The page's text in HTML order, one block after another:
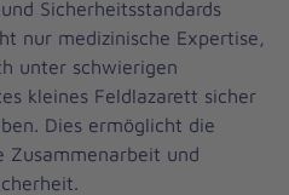
Sicherheitsstandards
nur medizinische Expertise,
unter schwierigen
kleines Feldlazarett sicher
Dies ermöglicht die
Zusammenarbeit und